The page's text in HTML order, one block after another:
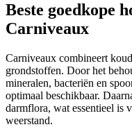
Beste goedkope
Carniveaux
Carniveaux combineert
grondstoffen. Door het
mineralen, bacteriën en
optimaal beschikbaar.
darmflora, wat essentieel is
weerstand.